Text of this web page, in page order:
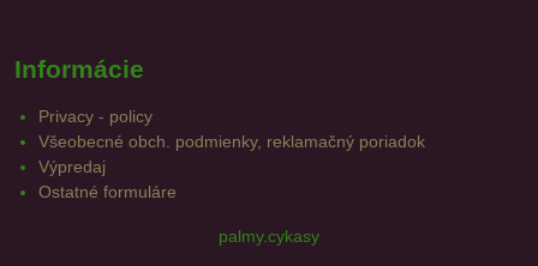
Informácie
Privacy - policy
Všeobecné obch. podmienky, reklamačný poriadok
Výpredaj
Ostatné formuláre
palmy.cykasy